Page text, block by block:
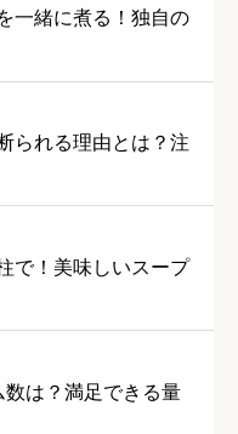
一緒に煮る！独自の
られる理由とは？注
で！美味しいスープ
は？満足できる量